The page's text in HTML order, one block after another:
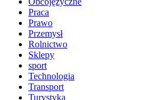
Praca
Prawo
Przemysł
Rolnictwo
Sklepy
sport
Technologia
Transport
Turystyka